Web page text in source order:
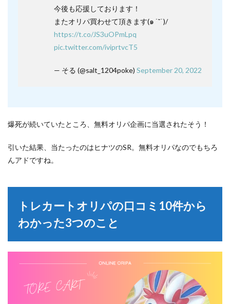
今後も応援しております！
またオリパ買わせて頂きます(๑ ˙˘˙)/
https://t.co/JS3uOPmLpq
pic.twitter.com/iviprtvcT5
— そる (@salt_1204poke) September 20, 2022
爆死が続いていたところ、無料オリパ企画に当選されたそう！
引いた結果、当たったのはヒナツのSR。無料オリパなのでもちろ
んアドですね。
トレカートオリパの口コミ10件から
わかった3つのこと